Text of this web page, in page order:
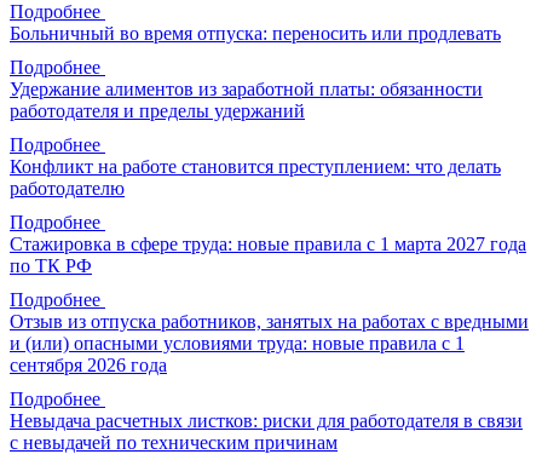
Подробнее
Больничный во время отпуска: переносить или продлевать
Подробнее
Удержание алиментов из заработной платы: обязанности
работодателя и пределы удержаний
Подробнее
Конфликт на работе становится преступлением: что делать
работодателю
Подробнее
Стажировка в сфере труда: новые правила с 1 марта 2027 года
по ТК РФ
Подробнее
Отзыв из отпуска работников, занятых на работах с вредными
и (или) опасными условиями труда: новые правила с 1
сентября 2026 года
Подробнее
Невыдача расчетных листков: риски для работодателя в связи
с невыдачей по техническим причинам